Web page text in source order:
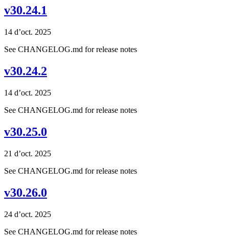
v30.24.1
14 d’oct. 2025
See CHANGELOG.md for release notes
v30.24.2
14 d’oct. 2025
See CHANGELOG.md for release notes
v30.25.0
21 d’oct. 2025
See CHANGELOG.md for release notes
v30.26.0
24 d’oct. 2025
See CHANGELOG.md for release notes